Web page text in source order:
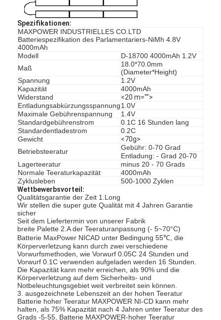
Haus
Produkte
Über uns
Fabrik-Ausflug
Qualitätskontrolle
Treten Sie mit uns in Verbindung
Nachrichten
Jetzt Chatten
Batterie des Lithiums lifepo4
Lithiumionenakkus
Lithium-Polymer-Akku
Energieakkumulatoren
Spezifikationen:
MAXPOWER INDUSTRIELLES CO.LTD
Batteriespezifikation des Parlamentariers-NiMh 4.8V
4000mAh
Modell
D-18700 4000mAh 1.2V
Maß
18.0*70.0mm
(Diameter*Height)
Spannung
1.2V
Kapazität
4000mAh
Widerstand
<20 m="">
Entladungsabkürzungsspannung1.0V
Maximale Gebührenspannung
1.4V
Standardgebührenstrom
0.1C 16 Stunden lang
Standardentladestrom
0.2C
Gewicht
<70g>
Betriebsteeratur
Gebühr: 0-70 Grad
Entladung: - Grad 20-70
Lagerteeratur
minus 20 - 70 Grads
Normale Teeraturkapazität
4000mAh
Zyklusleben
500-1000 Zyklen
Wettbewerbsvorteil:
Qualitätsgarantie der Zeit 1.Long
Wir stellen die super gute Qualität mit 4 Jahren Garantie
sicher
Seit dem Liefertermin von unserer Fabrik
breite Palette 2.A der Teeraturanpassung (- 5~70°C)
Batterie MaxPower NICAD unter Bedingung 55℃, die
Körperverletzung kann durch zwei verschiedene
Vorwurfsmethoden, wie Vorwurf 0.05C 24 Stunden und
Vorwurf 0.1C verwenden aufgeladen werden 16 Stunden.
Die Kapazität kann mehr erreichen, als 90% und die
Körperverletzung auf dem Sicherheits- und
Notbeleuchtungsgebiet weit verbreitet sein können.
3. ausgezeichnete Lebenszeit an der hohen Teeratur
Batterie hoher Teeratur MAXPOWER NI-CD kann mehr
halten, als 75% Kapazität nach 4 Jahren unter Teeratur des
Grads -5-55, Batterie MAXPOWER-hoher Teeratur